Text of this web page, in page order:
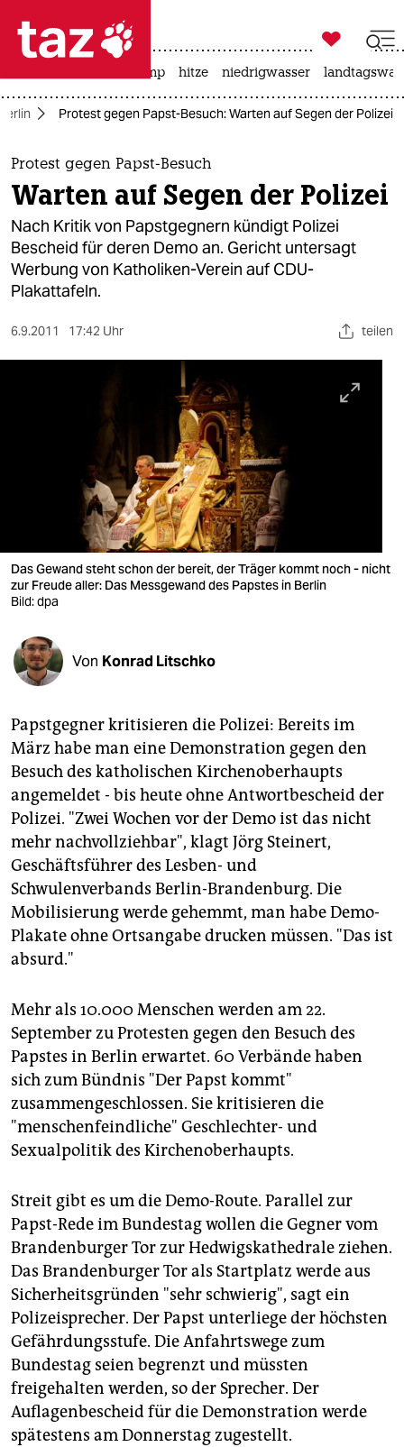
 taz zahl ich
taz zahl ich
themen
politik
öko
gesellschaft
kultur
sport
wahrheit
verlag
veranstaltungen
shop
fragen & hilfe
abo
genossenschaft
epaper login

taz zahl ich
usa unter trump hitze niedrigwasser
Protest gegen Papst-Besuch: Warten auf Segen der Polizei
Protest gegen Papst-Besuch
Warten auf Segen der Polizei
Nach Kritik von Papstgegnern kündigt Polizei
Bescheid für deren Demo an. Gericht untersagt
Werbung von Katholiken-Verein auf CDU-
Plakattafeln.
6.9.2011 17:42 Uhr teilen
Das Gewand steht schon der bereit, der Träger kommt noch - nicht
zur Freude aller: Das Messgewand des Papstes in Berlin
Bild: dpa
Von Konrad Litschko
Papstgegner kritisieren die Polizei: Bereits im
März habe man eine Demonstration gegen den
Besuch des katholischen Kirchenoberhaupts
angemeldet - bis heute ohne Antwortbescheid der
Polizei. "Zwei Wochen vor der Demo ist das nicht
mehr nachvollziehbar", klagt Jörg Steinert,
Geschäftsführer des Lesben- und
Schwulenverbands Berlin-Brandenburg. Die
Mobilisierung werde gehemmt, man habe Demo-
Plakate ohne Ortsangabe drucken müssen. "Das ist
absurd."
Mehr als 10.000 Menschen werden am 22.
September zu Protesten gegen den Besuch des
Papstes in Berlin erwartet. 60 Verbände haben
sich zum Bündnis "Der Papst kommt"
zusammengeschlossen. Sie kritisieren die
"menschenfeindliche" Geschlechter- und
Sexualpolitik des Kirchenoberhaupts.
Streit gibt es um die Demo-Route. Parallel zur
Papst-Rede im Bundestag wollen die Gegner vom
Brandenburger Tor zur Hedwigskathedrale ziehen.
Das Brandenburger Tor als Startplatz werde aus
Sicherheitsgründen "sehr schwierig", sagt ein
Polizeisprecher. Der Papst unterliege der höchsten
Gefährdungsstufe. Die Anfahrtswege zum
Bundestag seien begrenzt und müssten
freigehalten werden, so der Sprecher. Der
Auflagenbescheid für die Demonstration werde
spätestens am Donnerstag zugestellt.